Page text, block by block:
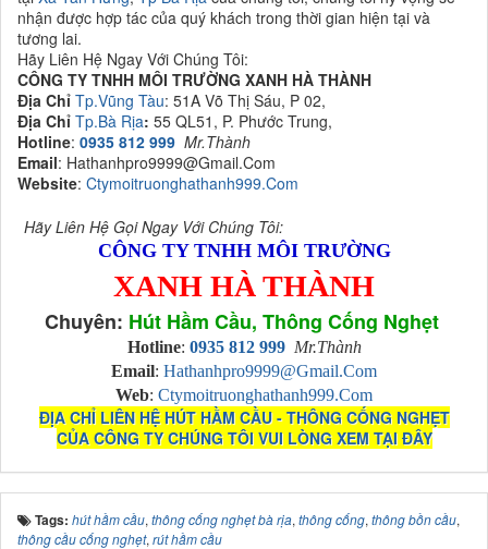
nhận được hợp tác của quý khách trong thời gian hiện tại và
tương lai.
Hãy Liên Hệ Ngay Với Chúng Tôi:
CÔNG TY TNHH MÔI TRƯỜNG XANH HÀ THÀNH
Địa Chỉ Tp.Vũng Tàu: 51A Võ Thị Sáu, P 02,
Địa Chỉ Tp.Bà Rịa: 55 QL51, P. Phước Trung,
Hotline: 0935 812 999 Mr.Thành
Email: Hathanhpro9999@Gmail.Com
Website: Ctymoitruonghathanh999.Com
Hãy Liên Hệ Gọi Ngay Với Chúng Tôi:
CÔNG TY TNHH MÔI TRƯỜNG
XANH HÀ THÀNH
Chuyên: Hút Hầm Cầu, Thông Cống Nghẹt
Hotline: 0935 812 999 Mr.Thành
Email: Hathanhpro9999@gmail.com
Web: Ctymoitruonghathanh999.com
ĐỊA CHỈ LIÊN HỆ HÚT HẦM CẦU - THÔNG CỐNG NGHẸT
CỦA CÔNG TY CHÚNG TÔI VUI LÒNG XEM TẠI ĐÂY
Tags: hút hầm cầu, thông cống nghẹt bà rịa, thông cống, thông bồn cầu,
thông cầu cống nghẹt, rút hầm cầu